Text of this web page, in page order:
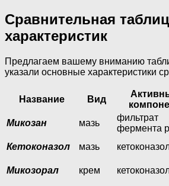
Сравнительная
характеристик
Предлагаем вашему вниманию
указали основные характеристики
Название Вид
Микозан мазь
фильтрат
фермента
Кетоконазол мазь
Микозорал крем